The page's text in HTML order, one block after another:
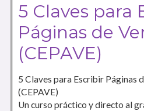
5 Claves para
Páginas de
(CEPAVE)
5 Claves para Escribir Páginas
(CEPAVE)
Un curso práctico y directo al